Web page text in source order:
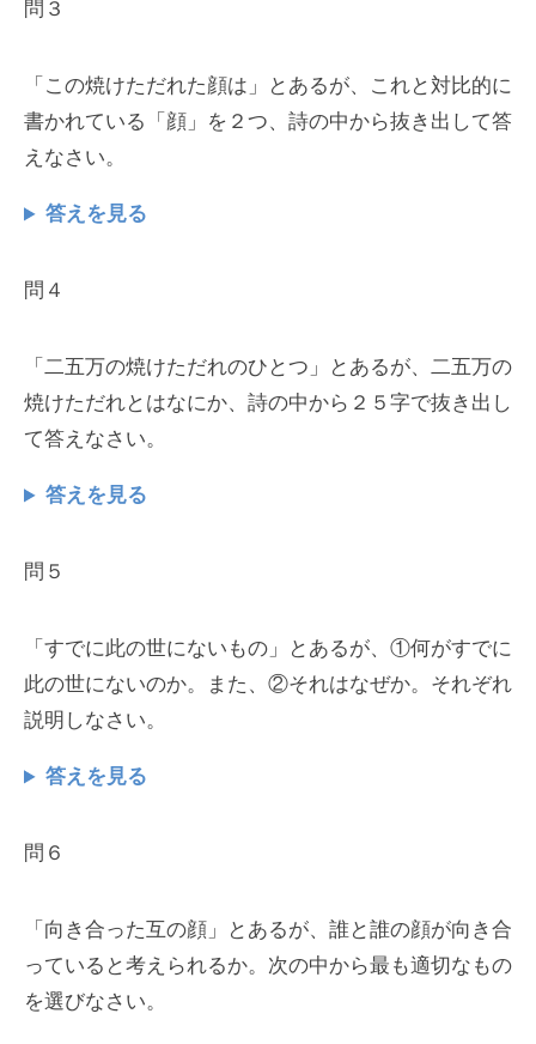
問３
「この焼けただれた顔は」とあるが、これと対比的に
書かれている「顔」を２つ、詩の中から抜き出して答
えなさい。
答えを見る
問４
「二五万の焼けただれのひとつ」とあるが、二五万の
焼けただれとはなにか、詩の中から２５字で抜き出し
て答えなさい。
答えを見る
問５
「すでに此の世にないもの」とあるが、①何がすでに
此の世にないのか。また、②それはなぜか。それぞれ
説明しなさい。
答えを見る
問６
「向き合った互の顔」とあるが、誰と誰の顔が向き合
っていると考えられるか。次の中から最も適切なもの
を選びなさい。